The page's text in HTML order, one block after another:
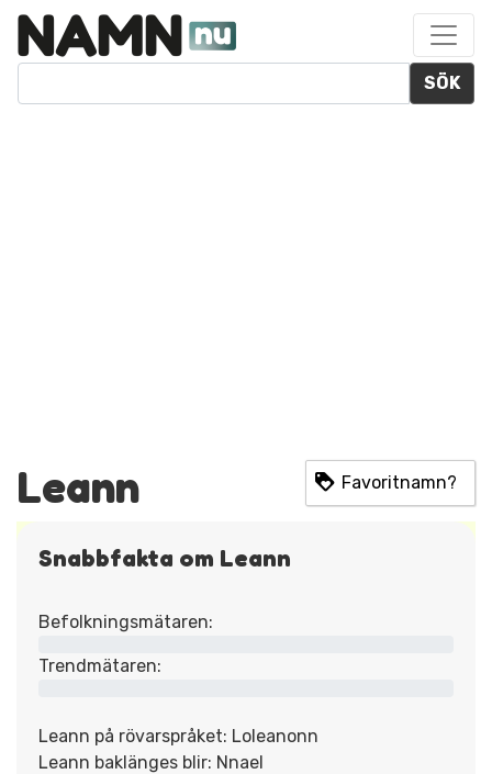
SÖK
Leann Favoritnamn?
Snabbfakta om Leann
Befolkningsmätaren:
Trendmätaren:
Leann på rövarspråket: Loleanonn
Leann baklänges blir: Nnael